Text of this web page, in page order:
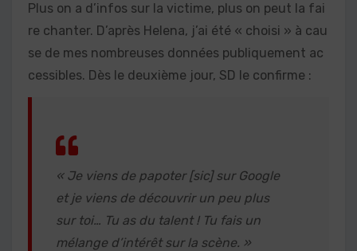
Plus on a d’infos sur la victime, plus on peut la fai
re chanter. D’après Helena, j’ai été « choisi » à cau
se de mes nombreuses données publiquement ac
cessibles. Dès le deuxième jour, SD le confirme :
« Je viens de papoter [sic] sur Google
et je viens de découvrir un peu plus
sur toi… Tu as du talent ! Tu fais un
mélange d’intérêt sur la scène. »